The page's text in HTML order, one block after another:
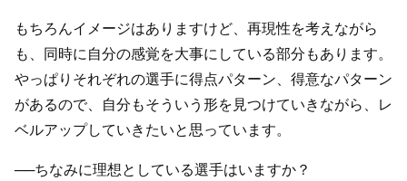
もちろんイメージはありますけど、再現性を考えながら
も、同時に自分の感覚を大事にしている部分もあります。
やっぱりそれぞれの選手に得点パターン、得意なパターン
があるので、自分もそういう形を見つけていきながら、レ
ベルアップしていきたいと思っています。
──ちなみに理想としている選手はいますか？